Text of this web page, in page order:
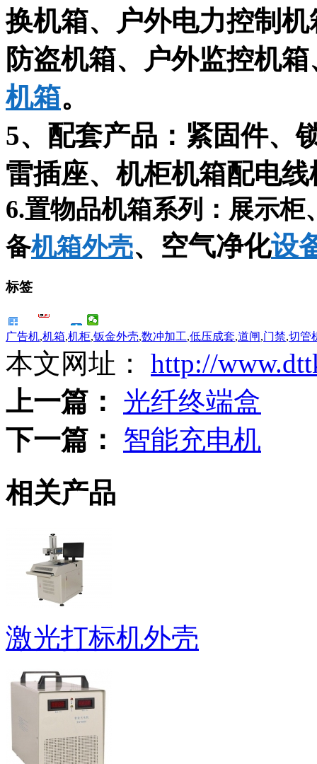
换机箱、户外电力控制
防盗机箱、户外监控机箱
机箱。
5、配套产品：紧固件、
雷插座、机柜机箱配电
6.置物品机箱系列：展示
备机箱外壳、空气净化设
标签
广告机,机箱,机柜,钣金外壳,数冲加工,低压成套,道闸,门禁,切管
本文网址： http://
上一篇：
光纤终端盒
下一篇：
智能充电机
相关产品
激光打标机外壳